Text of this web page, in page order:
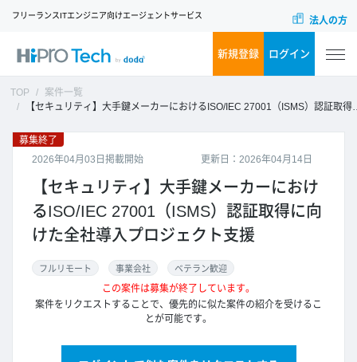
フリーランスITエンジニア向けエージェントサービス 法人の方
新規登録 ログイン
TOP
案件一覧
【セキュリティ】大手鍵メーカーにおけるISO/IEC 27001（ISMS）認証取得に向けた全社導入プロジェクト支援
更新日：2026年04月14日
募集終了
2026年04月03日掲載開始
【セキュリティ】大手鍵メーカーにおけ
るISO/IEC 27001（ISMS）認証取得に向
けた全社導入プロジェクト支援
フルリモート 事業会社 ベテラン歓迎
この案件は募集が終了しています。
案件をリクエストすることで、優先的に似た案件の紹介を受けるこ
とが可能です。